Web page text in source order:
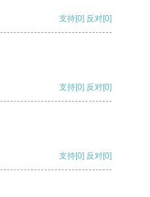
支持[0] 反对[0]
支持[0] 反对[0]
支持[0] 反对[0]